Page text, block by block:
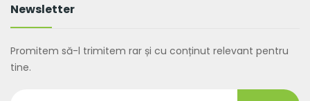
Newsletter
Promitem să-l trimitem rar și cu conținut relevant pentru
tine.